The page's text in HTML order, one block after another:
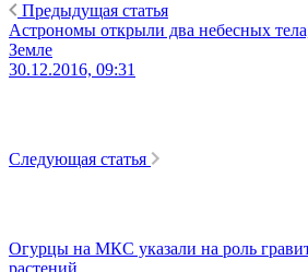
Предыдущая статья
Астрономы открыли два небесных
Земле
30.12.2016, 09:31
Следующая статья
Огурцы на МКС указали на роль